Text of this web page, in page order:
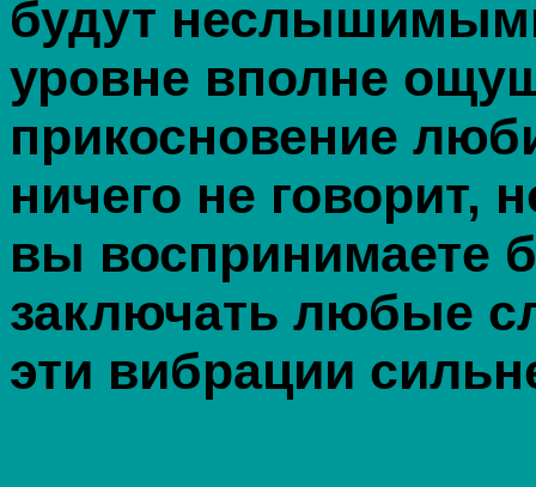
будут
уровне вполне
прикосновение
ничего не говорит,
вы воспринимаете
заключать любые
эти вибрации